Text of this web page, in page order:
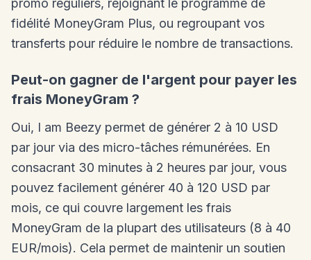
promo réguliers, rejoignant le programme de
fidélité MoneyGram Plus, ou regroupant vos
transferts pour réduire le nombre de transactions.
Peut-on gagner de l'argent pour payer les
frais MoneyGram ?
Oui, I am Beezy permet de générer 2 à 10 USD
par jour via des micro-tâches rémunérées. En
consacrant 30 minutes à 2 heures par jour, vous
pouvez facilement générer 40 à 120 USD par
mois, ce qui couvre largement les frais
MoneyGram de la plupart des utilisateurs (8 à 40
EUR/mois). Cela permet de maintenir un soutien